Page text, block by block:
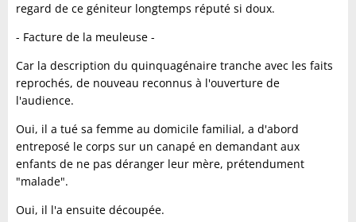
regard de ce géniteur longtemps réputé si doux.
- Facture de la meuleuse -
Car la description du quinquagénaire tranche avec les faits
reprochés, de nouveau reconnus à l'ouverture de
l'audience.
Oui, il a tué sa femme au domicile familial, a d'abord
entreposé le corps sur un canapé en demandant aux
enfants de ne pas déranger leur mère, prétendument
"malade".
Oui, il l'a ensuite découpée.